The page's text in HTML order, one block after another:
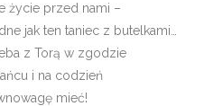
życie przed nami –
jak ten taniec z butelkami…
z Torą w zgodzie
i na codzień
mieć!